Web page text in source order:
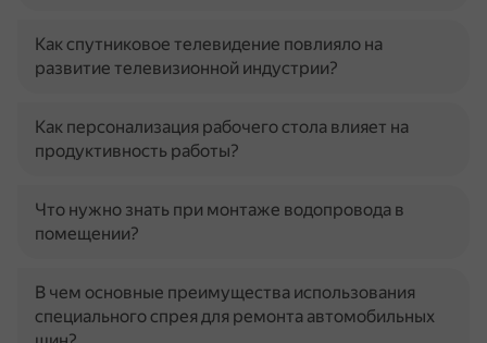
Как спутниковое телевидение повлияло на
развитие телевизионной индустрии?
Как персонализация рабочего стола влияет на
продуктивность работы?
Что нужно знать при монтаже водопровода в
помещении?
В чем основные преимущества использования
специального спрея для ремонта автомобильных